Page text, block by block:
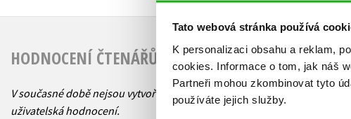
Tato webová stránka používá
K personalizaci obsahu a reklam,
cookies. Informace o tom, jak náš
Partneři mohou zkombinovat tyto
používáte jejich služby.
HODNOCENÍ ČTENÁŘŮ
V současné době nejsou vytvořena žádná
uživatelská hodnocení.